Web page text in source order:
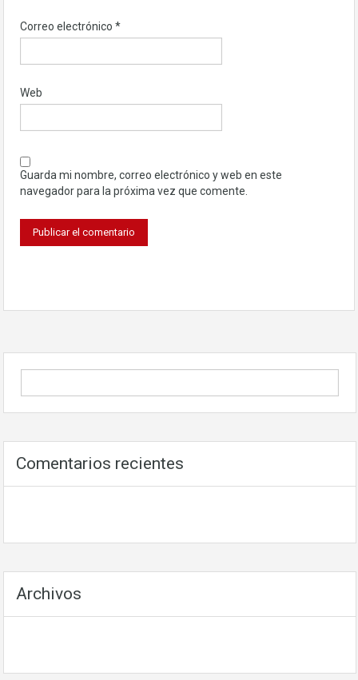
Correo electrónico *
Web
Guarda mi nombre, correo electrónico y web en este
navegador para la próxima vez que comente.
Comentarios recientes
Archivos